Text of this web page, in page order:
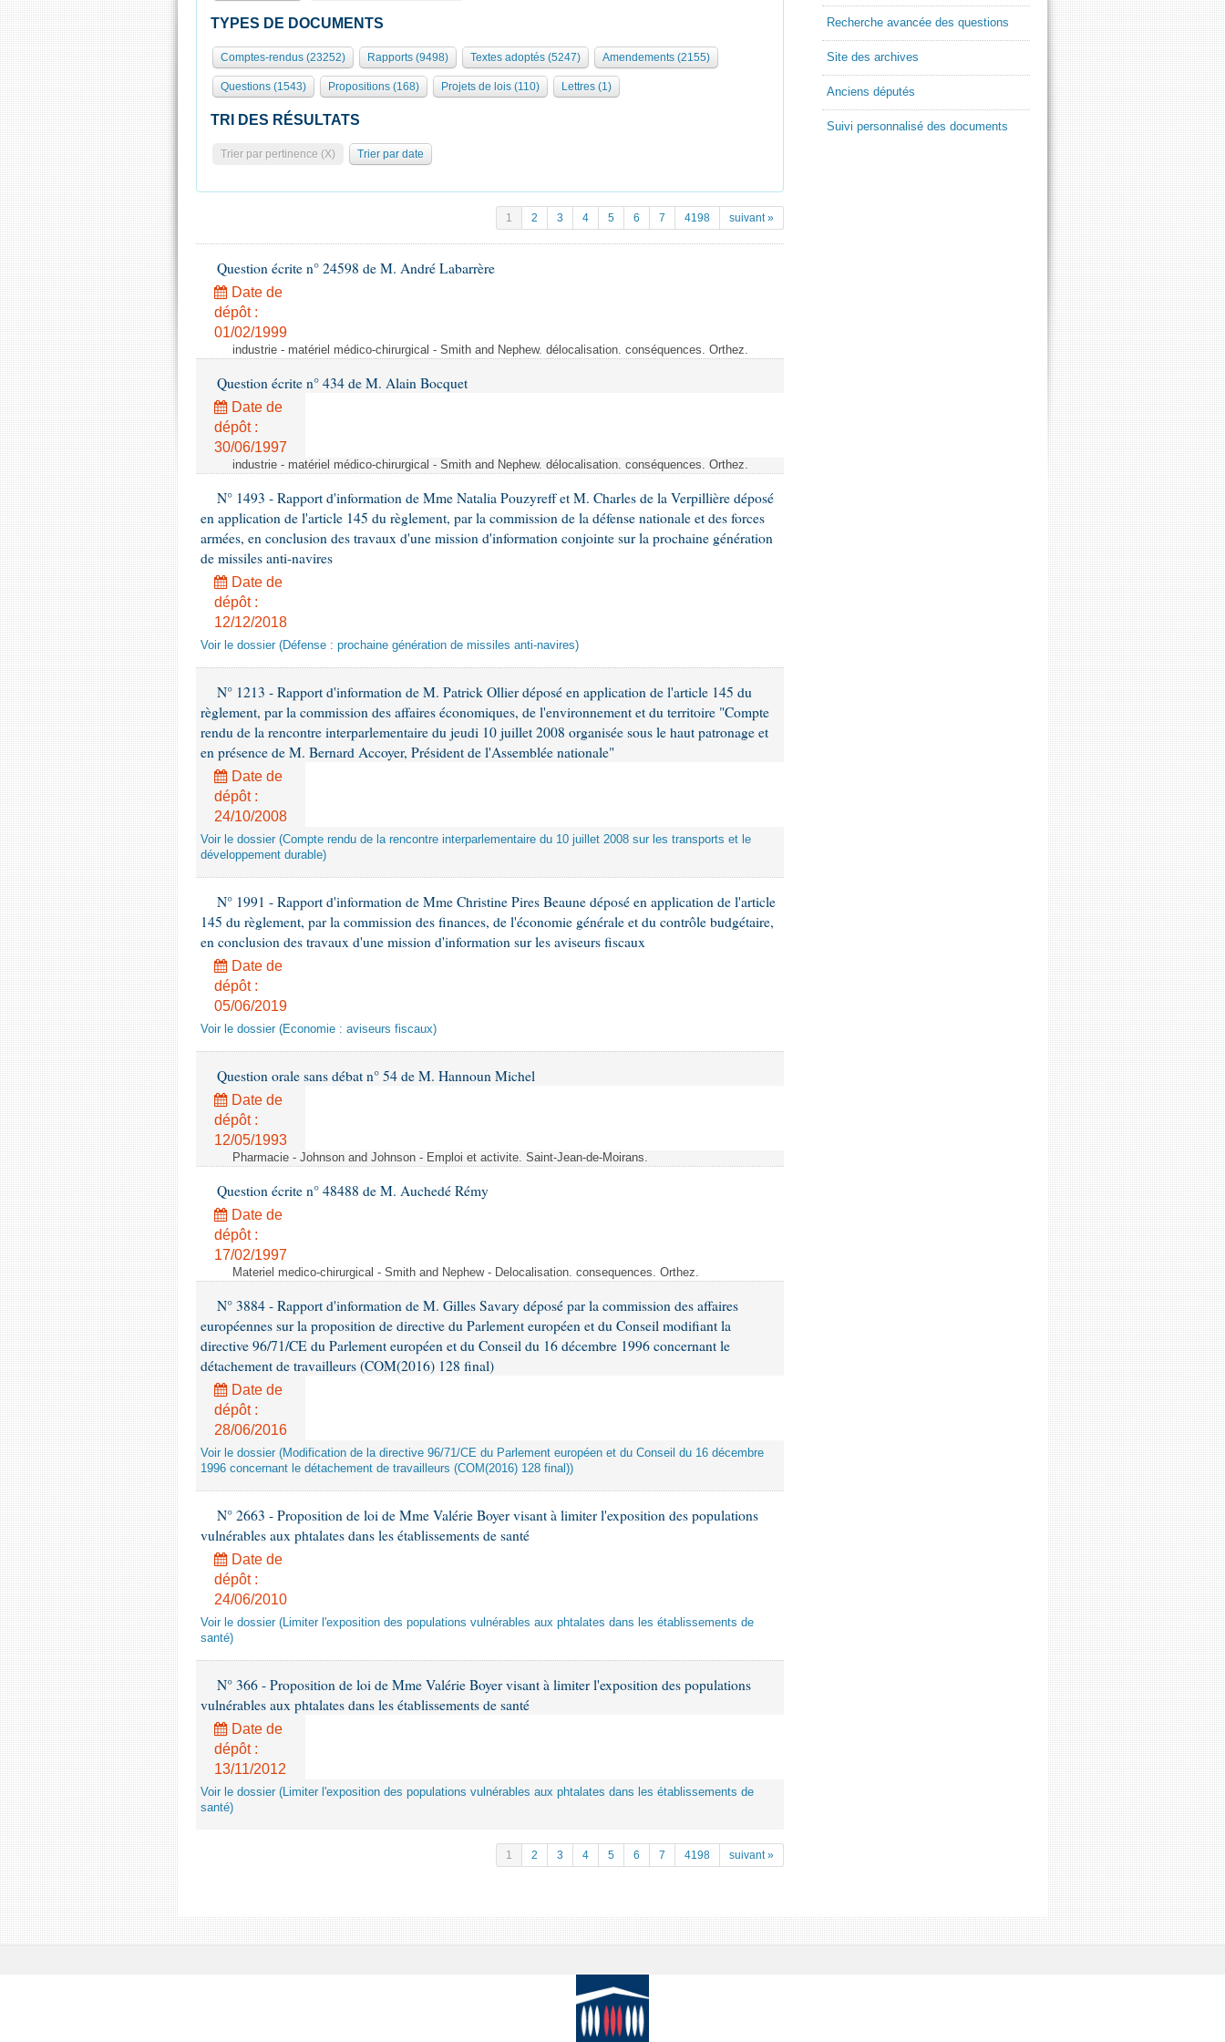
TYPES DE DOCUMENTS
Comptes-rendus (23252) Rapports (9498) Textes adoptés (5247) Amendements (2155)
Questions (1543) Propositions (168) Projets de lois (110) Lettres (1)
TRI DES RÉSULTATS
Trier par pertinence (X) Trier par date
1 2 3 4 5 6 7 4198 suivant »
Question écrite n° 24598 de M. André Labarrère
Date de
dépôt :
01/02/1999
industrie - matériel médico-chirurgical - Smith and Nephew. délocalisation. conséquences. Orthez.
Question écrite n° 434 de M. Alain Bocquet
Date de
dépôt :
30/06/1997
industrie - matériel médico-chirurgical - Smith and Nephew. délocalisation. conséquences. Orthez.
N° 1493 - Rapport d'information de Mme Natalia Pouzyreff et M. Charles de la Verpillière déposé
en application de l'article 145 du règlement, par la commission de la défense nationale et des forces
armées, en conclusion des travaux d'une mission d'information conjointe sur la prochaine génération
de missiles anti-navires
Date de
dépôt :
12/12/2018
Voir le dossier (Défense : prochaine génération de missiles anti-navires)
N° 1213 - Rapport d'information de M. Patrick Ollier déposé en application de l'article 145 du
règlement, par la commission des affaires économiques, de l'environnement et du territoire "Compte
rendu de la rencontre interparlementaire du jeudi 10 juillet 2008 organisée sous le haut patronage et
en présence de M. Bernard Accoyer, Président de l'Assemblée nationale"
Date de
dépôt :
24/10/2008
Voir le dossier (Compte rendu de la rencontre interparlementaire du 10 juillet 2008 sur les transports et le
développement durable)
N° 1991 - Rapport d'information de Mme Christine Pires Beaune déposé en application de l'article
145 du règlement, par la commission des finances, de l'économie générale et du contrôle budgétaire,
en conclusion des travaux d'une mission d'information sur les aviseurs fiscaux
Date de
dépôt :
05/06/2019
Voir le dossier (Economie : aviseurs fiscaux)
Question orale sans débat n° 54 de M. Hannoun Michel
Date de
dépôt :
12/05/1993
Pharmacie - Johnson and Johnson - Emploi et activite. Saint-Jean-de-Moirans.
Question écrite n° 48488 de M. Auchedé Rémy
Date de
dépôt :
17/02/1997
Materiel medico-chirurgical - Smith and Nephew - Delocalisation. consequences. Orthez.
N° 3884 - Rapport d'information de M. Gilles Savary déposé par la commission des affaires
européennes sur la proposition de directive du Parlement européen et du Conseil modifiant la
directive 96/71/CE du Parlement européen et du Conseil du 16 décembre 1996 concernant le
détachement de travailleurs (COM(2016) 128 final)
Date de
dépôt :
28/06/2016
Voir le dossier (Modification de la directive 96/71/CE du Parlement européen et du Conseil du 16 décembre
1996 concernant le détachement de travailleurs (COM(2016) 128 final))
N° 2663 - Proposition de loi de Mme Valérie Boyer visant à limiter l'exposition des populations
vulnérables aux phtalates dans les établissements de santé
Date de
dépôt :
24/06/2010
Voir le dossier (Limiter l'exposition des populations vulnérables aux phtalates dans les établissements de
santé)
N° 366 - Proposition de loi de Mme Valérie Boyer visant à limiter l'exposition des populations
vulnérables aux phtalates dans les établissements de santé
Date de
dépôt :
13/11/2012
Voir le dossier (Limiter l'exposition des populations vulnérables aux phtalates dans les établissements de
santé)
1 2 3 4 5 6 7 4198 suivant »
Recherche avancée des questions
Site des archives
Anciens députés
Suivi personnalisé des documents